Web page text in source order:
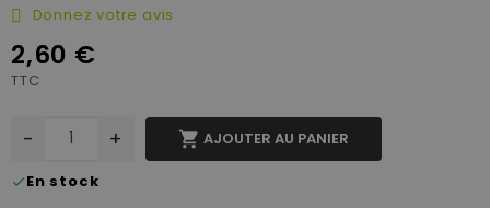
Donnez votre avis
2,60 €
TTC
- +  AJOUTER AU PANIER
check En stock